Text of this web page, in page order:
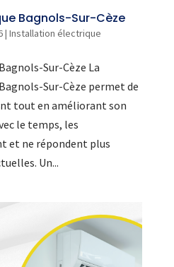
Bagnols-Sur-Cèze
| Installation électrique
Sur-Cèze La
Sur-Cèze permet de
tout en améliorant son
le temps, les
et ne répondent plus
Un...